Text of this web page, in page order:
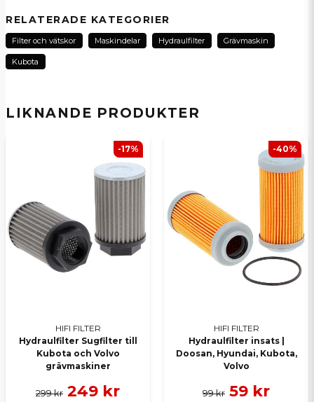
LIKNANDE PRODUKTER
HIFI FILTER
Hydraulfilter Sugfilter till
Kubota och Volvo
grävmaskiner
299 kr 249 kr
-17%
HIFI FILTER
Hydraulfilter insats |
Doosan, Hyundai, Kubota,
Volvo
99 kr 59 kr
-40%
Fråga oss om denna produkt...
Ja, ni kan publicera min fråga
Skicka en fråga
RELATERADE KATEGORIER
Filter och vätskor Maskindelar Hydraulfilter Grävmaskin
Kubota